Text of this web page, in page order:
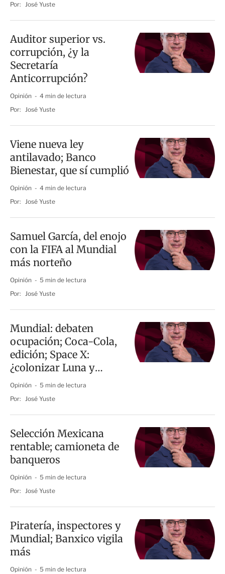
Por: José Yuste
Auditor superior vs.
corrupción, ¿y la
Secretaría
Anticorrupción?
Opinión
4 min de lectura
Por: José Yuste
Viene nueva ley
antilavado; Banco
Bienestar, que sí cumplió
Opinión
4 min de lectura
Por: José Yuste
Samuel García, del enojo
con la FIFA al Mundial
más norteño
Opinión
5 min de lectura
Por: José Yuste
Mundial: debaten
ocupación; Coca-Cola,
edición; Space X:
¿colonizar Luna y
Marte?
Opinión
5 min de lectura
Por: José Yuste
Selección Mexicana
rentable; camioneta de
banqueros
Opinión
5 min de lectura
Por: José Yuste
Piratería, inspectores y
Mundial; Banxico vigila
más
Opinión 5 min de lectura